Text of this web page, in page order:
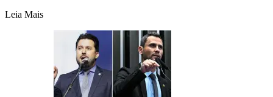
Leia Mais